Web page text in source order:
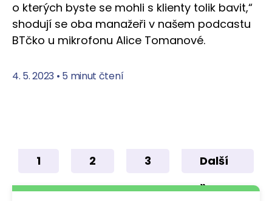
o kterých byste se mohli s klienty tolik bavit,“
shodují se oba manažeři v našem podcastu
BTčko u mikrofonu Alice Tomanové.
4. 5. 2023 • 5 minut čtení
1 2 3
Další
»